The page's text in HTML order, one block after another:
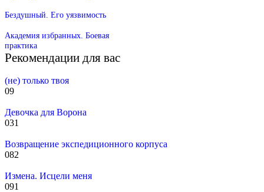
Бездушный. Его уязвимость
Академия избранных. Боевая
практика
Рекомендации для вас
(не) только твоя
09
Девочка для Ворона
031
Возвращение экспедиционного корпуса
082
Измена. Исцели меня
091